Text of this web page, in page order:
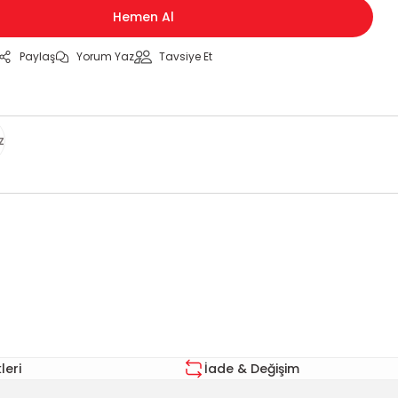
Hemen Al
Paylaş Yorum Yaz Tavsiye Et
İade & Değişim